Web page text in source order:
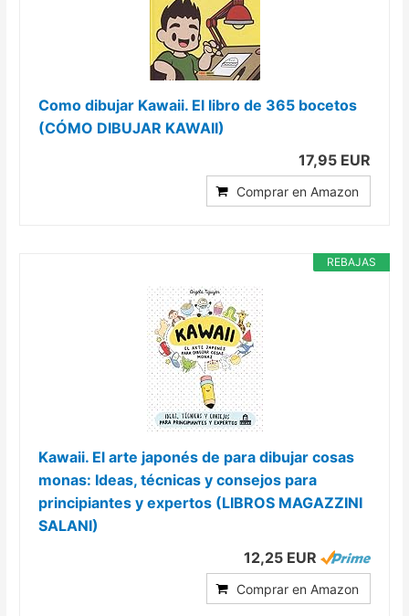
Como dibujar Kawaii. El libro de 365 bocetos
(CÓMO DIBUJAR KAWAII)
17,95 EUR
Comprar en Amazon
REBAJAS
Kawaii. El arte japonés de para dibujar cosas
monas: Ideas, técnicas y consejos para
principiantes y expertos (LIBROS MAGAZZINI
SALANI)
12,25 EUR
Comprar en Amazon